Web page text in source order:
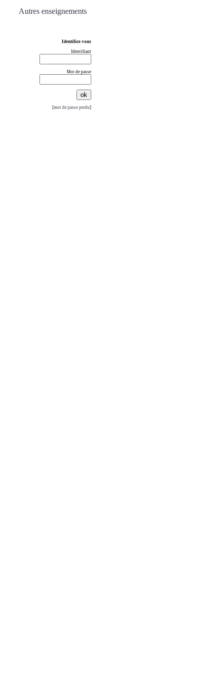
Autres enseignements
Identifiez-vous
Identifiant
Mot de passe
[mot de passe perdu]